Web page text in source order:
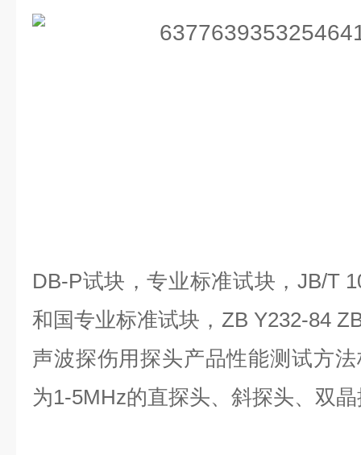
DB-P试块，专业标准试块，JB/T
和国专业标准试块，ZB Y232-84
声波探伤用探头产品性能测试方
为1-5MHz的直探头、斜探头、双